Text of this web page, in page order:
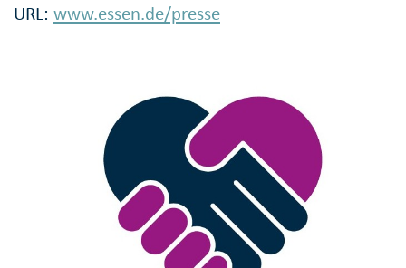
URL: www.essen.de/presse